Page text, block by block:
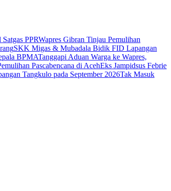
PPRWapres Gibran Tinjau Pemulihan
SKK Migas & Mubadala Bidik FID Lapangan
BPMATanggapi Aduan Warga ke Wapres,
Pascabencana di AcehEks Jampidsus Febrie
Tangkulo pada September 2026Tak Masuk